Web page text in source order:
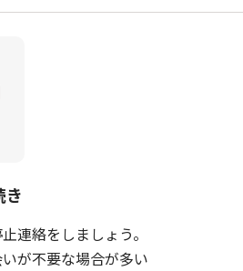
連絡をしましょう。
が不要な場合が多い